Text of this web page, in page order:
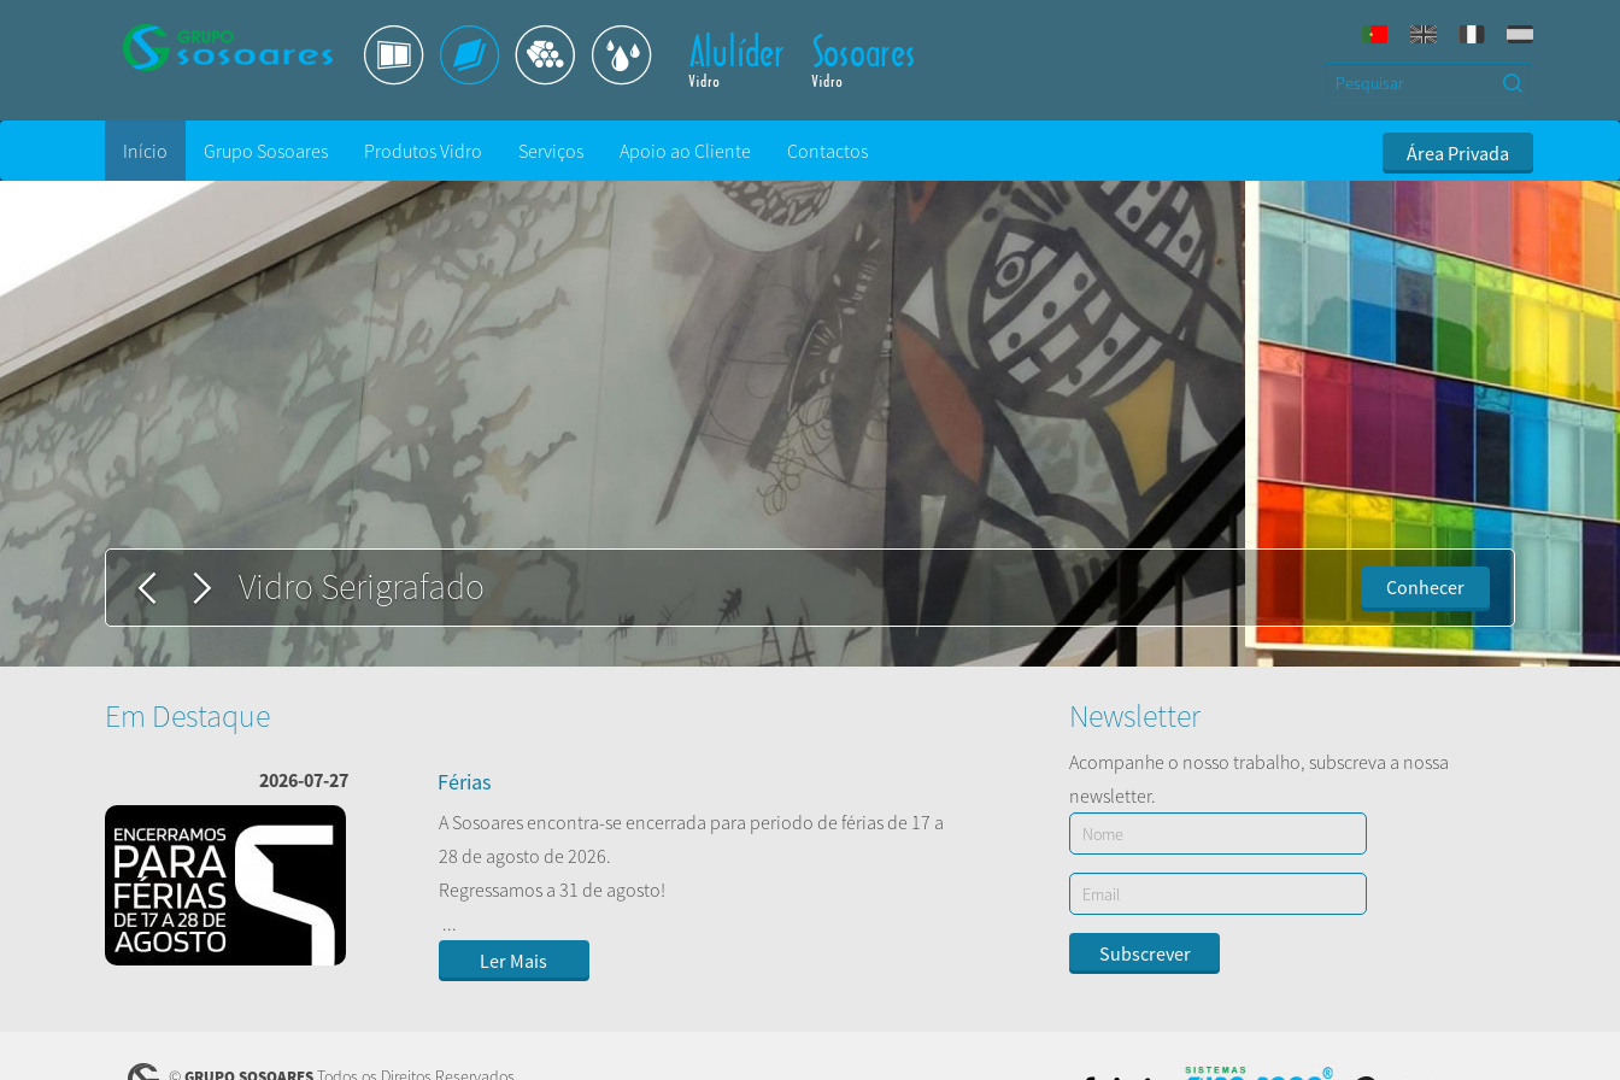
Área Privada
Início Grupo Sosoares Produtos Vidro Serviços Apoio ao Cliente Contactos
Laminado Vanceva Conhecer
Em Destaque
2026-07-27 Férias
A Sosoares encontra-se encerrada para periodo de férias de 17 a
28 de agosto de 2026.
Regressamos a 31 de agosto!
...
Ler Mais
Newsletter
Acompanhe o nosso trabalho, subscreva a nossa
newsletter.